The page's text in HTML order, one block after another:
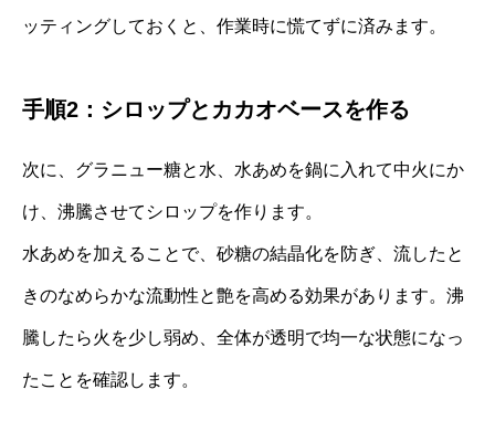
ッティングしておくと、作業時に慌てずに済みます。
手順2：シロップとカカオベースを作る
次に、グラニュー糖と水、水あめを鍋に入れて中火にか
け、沸騰させてシロップを作ります。
水あめを加えることで、砂糖の結晶化を防ぎ、流したと
きのなめらかな流動性と艶を高める効果があります。沸
騰したら火を少し弱め、全体が透明で均一な状態になっ
たことを確認します。